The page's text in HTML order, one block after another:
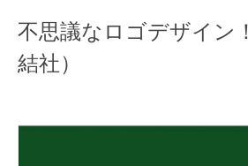
不思議なロゴデザイン
結社）